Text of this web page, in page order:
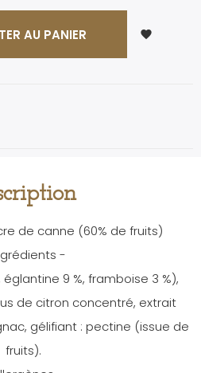
AU PANIER favorite
de canne (60% de fruits)
-
églantine 9 %, framboise 3 %),
de citron concentré, extrait
gélifiant : pectine (issue de
fruits).